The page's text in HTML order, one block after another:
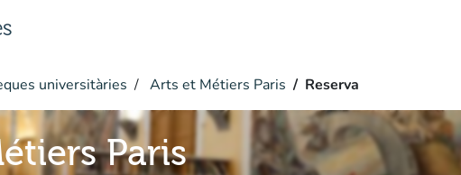
universitàries Arts et Métiers Paris Reserva
Paris